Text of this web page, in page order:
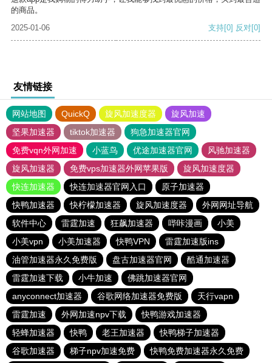
的商品。
2025-01-06
支持[0] 反对[0]
友情链接
网站地图 QuickQ 旋风加速度器
旋风加速
坚果加速器
tiktok加速器
狗急加速器官网
免费vqn外网加速
小蓝鸟 优途加速器官网
风驰加速器
旋风加速器
免费vps加速器外网苹果版
旋风加速度器
快连加速器
快连加速器官网入口
原子加速器
快鸭加速器
快柠檬加速器 旋风加速度器
外网网址导航
软件中心
雷霆加速 狂飙加速器 哔咔漫画
小美
小美vpn
小美加速器 快鸭VPN
雷霆加速版ins
油管加速器永久免费版
盘古加速器官网
酷通加速器
雷霆加速下载
小牛加速
佛跳加速器官网
anyconnect加速器
谷歌网络加速器免费版
天行vapn
雷霆加速
外网加速npv下载
快鸭游戏加速器
轻蜂加速器
快鸭 老王加速器
快鸭梯子加速器
谷歌加速器
梯子npv加速免费 快鸭免费加速器永久免费